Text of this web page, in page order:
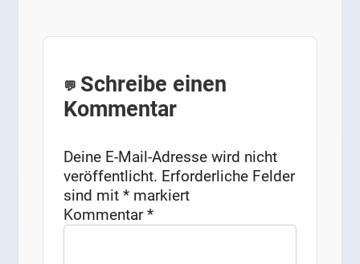
Schreibe einen
Kommentar
Deine E-Mail-Adresse wird nicht
veröffentlicht. Erforderliche Felder
sind mit* markiert
Kommentar*